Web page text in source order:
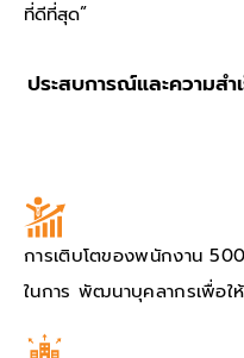
ที่ดีที่สุด”
ประสบการณ์และความส
การเติบโตของพนักงาน
ในการ พัฒนาบุคลากรเพื่อใ